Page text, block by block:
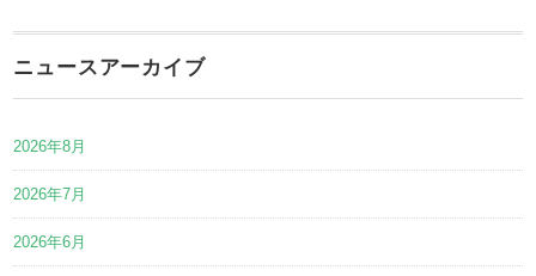
ニュースアーカイブ
2026年8月
2026年7月
2026年6月